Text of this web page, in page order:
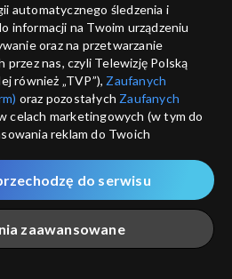
ANULUJ
automatycznego śledzenia i
informacji na Twoim urządzeniu
oraz na przetwarzanie
nas, czyli Telewizję Polską
również „TVP”), Zaufanych
oraz pozostałych Zaufanych
celach marketingowych (w tym do
reklam do Twoich
także zgody na udostępnianie
do Google.
podczas odwiedzania przez
serwisówzwanych dalej
zapisywane za pomocą
zaawansowane
do serwisu